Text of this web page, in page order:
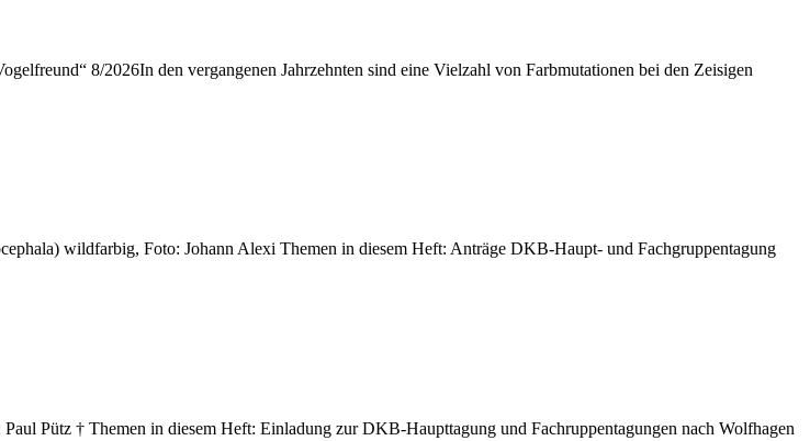
8/2026In den vergangenen Jahrzehnten sind eine Vielzahl von Farbmutationen bei den Zeisigen
wildfarbig, Foto: Johann Alexi Themen in diesem Heft: Anträge DKB-Haupt- und Fachgruppentagung
Pütz † Themen in diesem Heft: Einladung zur DKB-Haupttagung und Fachruppentagungen nach Wolfhagen